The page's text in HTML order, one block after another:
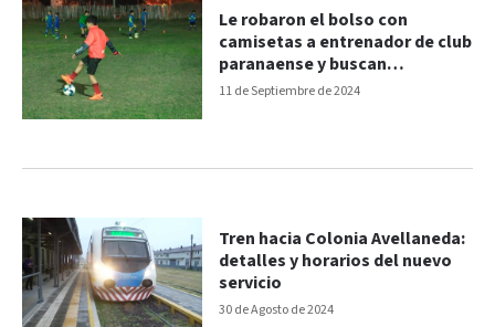
11 de Septiembre de 2024
Le robaron el bolso con
camisetas a entrenador de club
paranaense y buscan
recuperarlas
30 de Agosto de 2024
Tren hacia Colonia Avellaneda:
detalles y horarios del nuevo
servicio